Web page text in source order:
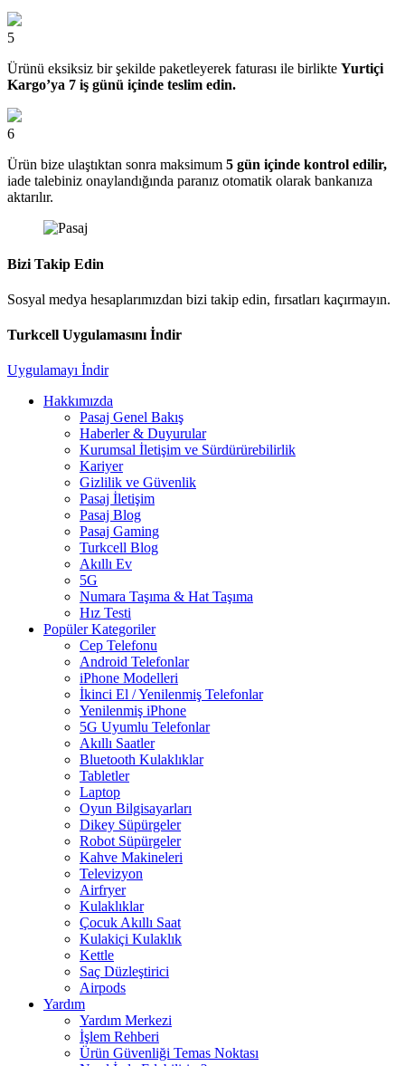
5
Ürünü eksiksiz bir şekilde paketleyerek faturası ile birlikte Yurtiçi
Kargo’ya 7 iş günü içinde teslim edin.
6
Ürün bize ulaştıktan sonra maksimum 5 gün içinde kontrol edilir,
iade talebiniz onaylandığında paranız otomatik olarak bankanıza
aktarılır.
Bizi Takip Edin
Sosyal medya hesaplarımızdan bizi takip edin, fırsatları kaçırmayın.
Turkcell Uygulamasını İndir
Uygulamayı İndir
Hakkımızda
Pasaj Genel Bakış
Haberler & Duyurular
Kurumsal İletişim ve Sürdürürebilirlik
Kariyer
Gizlilik ve Güvenlik
Pasaj İletişim
Pasaj Blog
Pasaj Gaming
Turkcell Blog
Akıllı Ev
5G
Numara Taşıma & Hat Taşıma
Hız Testi
Popüler Kategoriler
Cep Telefonu
Android Telefonlar
iPhone Modelleri
İkinci El / Yenilenmiş Telefonlar
Yenilenmiş iPhone
5G Uyumlu Telefonlar
Akıllı Saatler
Bluetooth Kulaklıklar
Tabletler
Laptop
Oyun Bilgisayarları
Dikey Süpürgeler
Robot Süpürgeler
Kahve Makineleri
Televizyon
Airfryer
Kulaklıklar
Çocuk Akıllı Saat
Kulakiçi Kulaklık
Kettle
Saç Düzleştirici
Airpods
Yardım
Yardım Merkezi
İşlem Rehberi
Ürün Güvenliği Temas Noktası